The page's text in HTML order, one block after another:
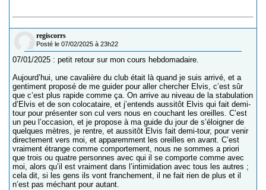
regiscorrs
Posté le 07/02/2025 à 23h22
07/01/2025 : petit retour sur mon cours hebdomadaire.
Aujourd’hui, une cavalière du club était là quand je suis arrivé, et a
gentiment proposé de me guider pour aller chercher Elvis, c’est sûr
que c’est plus rapide comme ça. On arrive au niveau de la stabulation
d’Elvis et de son colocataire, et j’entends aussitôt Elvis qui fait demi-
tour pour présenter son cul vers nous en couchant les oreilles. C’est
un peu l’occasion, et je propose à ma guide du jour de s’éloigner de
quelques mètres, je rentre, et aussitôt Elvis fait demi-tour, pour venir
directement vers moi, et apparemment les oreilles en avant. C’est
vraiment étrange comme comportement, nous ne sommes a priori
que trois ou quatre personnes avec qui il se comporte comme avec
moi, alors qu’il est vraiment dans l’intimidation avec tous les autres ;
cela dit, si les gens ils vont franchement, il ne fait rien de plus et il
n’est pas méchant pour autant.